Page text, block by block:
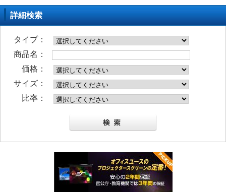
詳細検索
タイプ：
商品名：
価格：
サイズ：
比率：